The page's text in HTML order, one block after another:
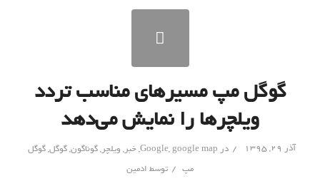
گوگل مپ مسیرهای مناسب تردد
ویلچرها را نمایش می‌دهد
آذر ۲۹, ۱۳۹۵ / در Google,google map
,خبر, ویلچر,گوناگون,گوگل,گوگل
مپ / توسط ادمین